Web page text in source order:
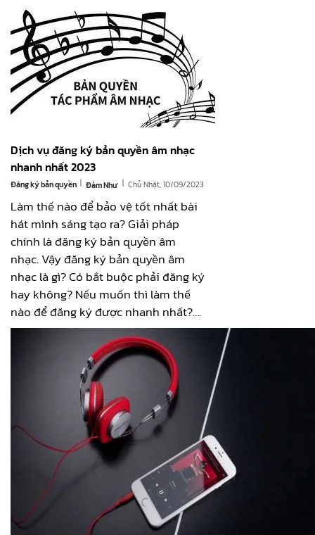
Dịch vụ đăng ký bản quyền âm nhạc
nhanh nhất 2023
Đăng ký bản quyền | Đàm Như | Chủ Nhật, 10/09/2023
Làm thế nào để bảo vệ tốt nhất bài
hát mình sáng tạo ra? Giải pháp
chính là đăng ký bản quyền âm
nhạc. Vậy đăng ký bản quyền âm
nhạc là gì? Có bắt buộc phải đăng ký
hay không? Nếu muốn thì làm thế
nào để đăng ký được nhanh nhất?….